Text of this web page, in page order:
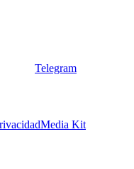
Telegram
Media Kit